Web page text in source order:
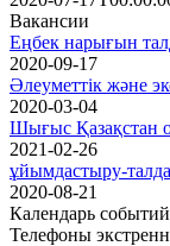
Вакансии
Еңбек нарығын
2020-09-17
Әлеуметтік және
2020-03-04
Шығыс Қазақстан
2021-02-26
ұйымдастыру-
2020-08-21
Календарь событий
Телефоны